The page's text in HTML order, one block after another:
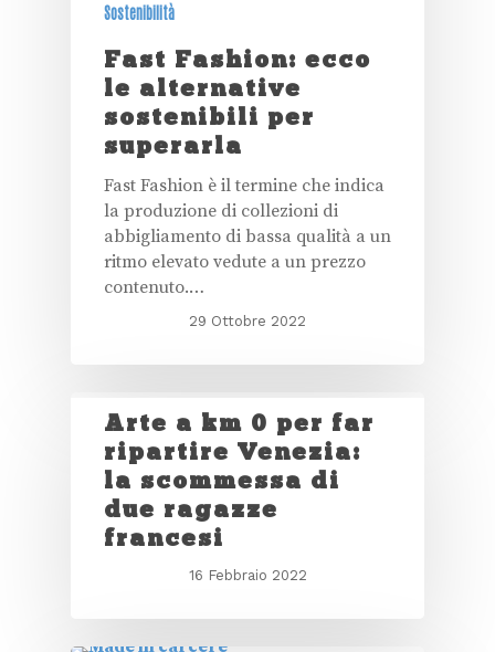
Sostenibilità
Fast Fashion: ecco
le alternative
sostenibili per
superarla
Fast Fashion è il termine che indica
la produzione di collezioni di
abbigliamento di bassa qualità a un
ritmo elevato vedute a un prezzo
contenuto.…
29 Ottobre 2022
Arte a km 0 per far
ripartire Venezia:
la scommessa di
due ragazze
francesi
16 Febbraio 2022